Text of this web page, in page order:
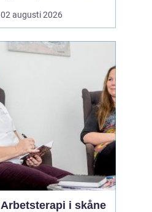
års erfarenhet av att
hjälpa invånarna i
och erbjuder ett brett
02 augusti 2026
Arbetsterapi i skåne